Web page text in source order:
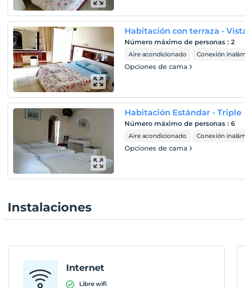
Habitación con terraza -
Número máximo de personas :2
Aire acondicionado Conexión
Opciones de cama
Habitación Estándar - Triple
Número máximo de personas :6
Aire acondicionado Conexión
Opciones de cama
Instalaciones
Internet
Libre wifi